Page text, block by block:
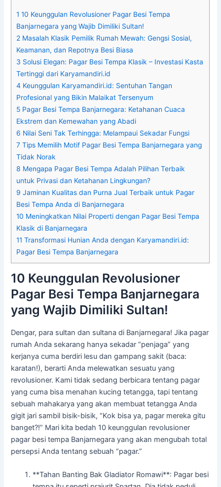
1 10 Keunggulan Revolusioner Pagar Besi Tempa
Banjarnegara yang Wajib Dimiliki Sultan!
2 Masalah Klasik Pemilik Rumah Mewah: Gengsi Sosial,
Keamanan, dan Repotnya Besi Biasa
3 Solusi Elegan: Pagar Besi Tempa Klasik – Investasi Kasta
Tertinggi dari Karyamandiri.id
4 Keunggulan Karyamandiri.id: Sentuhan Tangan
Profesional yang Bikin Malaikat Tersenyum
5 Pagar Besi Tempa Banjarnegara: Ketahanan Cuaca
Ekstrem dan Kemewahan yang Abadi
6 Nilai Seni Tak Terhingga: Melampaui Sekadar Fungsi
7 Tips Memilih Motif Pagar Besi Tempa Banjarnegara yang
Tidak Norak
8 Mengapa Pagar Besi Tempa Adalah Pilihan Terbaik
untuk Privasi dan Ketahanan Lingkungan?
9 Jaminan Kualitas dan Purna Jual Terbaik untuk Pagar
Besi Tempa Anda di Banjarnegara
10 Meningkatkan Nilai Properti dengan Pagar Besi Tempa
Klasik di Banjarnegara
11 Transformasi Hunian Anda dengan Karyamandiri.id:
Pagar Besi Tempa Banjarnegara
10 Keunggulan Revolusioner
Pagar Besi Tempa Banjarnegara
yang Wajib Dimiliki Sultan!
Dengar, para sultan dan sultana di Banjarnegara! Jika pagar
rumah Anda sekarang hanya sekadar “penjaga” yang
kerjanya cuma berdiri lesu dan gampang sakit (baca:
karatan!), berarti Anda melewatkan sesuatu yang
revolusioner. Kami tidak sedang berbicara tentang pagar
yang cuma bisa menahan kucing tetangga, tapi tentang
sebuah mahakarya yang akan membuat tetangga Anda
gigit jari sambil bisik-bisik, “Kok bisa ya, pagar mereka gitu
banget?!” Mari kita bedah 10 keunggulan revolusioner
pagar besi tempa Banjarnegara yang akan mengubah total
persepsi Anda tentang sebuah “pagar.”
**Tahan Banting Bak Gladiator Romawi**: Pagar besi